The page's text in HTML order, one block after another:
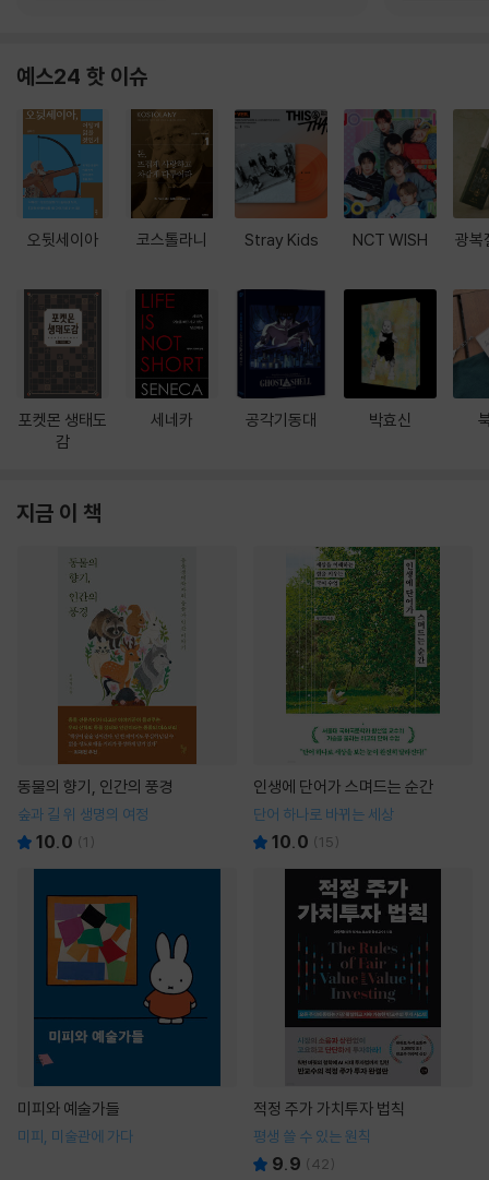
예스24 핫 이슈
오뒷세이아
포켓몬 생태도
감
코스톨라니
세네카
Stray Kids
공각기동대
NCT WISH
박효신
광복
지금 이 책
동물의 향기, 인간의 풍경
숲과 길 위 생명의 여정
10.0 (1 )
인생에 단어가 스며드는 순간
단어 하나로 바뀌는 세상
10.0 (15)
미피와 예술가들
미피, 미술관에 가다
적정 주가 가치투자 법칙
평생 쓸 수 있는 원칙
9.9 (42)